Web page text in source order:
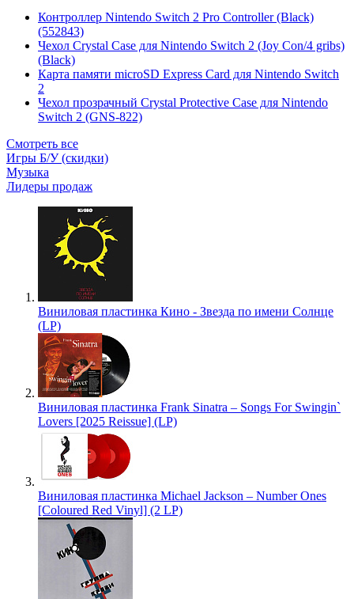
Контроллер Nintendo Switch 2 Pro Controller (Black)
(552843)
Чехол Сrystal Сase для Nintendo Switch 2 (Joy Con/4 gribs)
(Black)
Карта памяти microSD Express Card для Nintendo Switch
2
Чехол прозрачный Crystal Protective Case для Nintendo
Switch 2 (GNS-822)
Смотреть все
Игры Б/У (скидки)
Музыка
Лидеры продаж
Виниловая пластинка Кино - Звезда по имени Солнце
(LP)
Виниловая пластинка Frank Sinatra – Songs For Swingin`
Lovers [2025 Reissue] (LP)
Виниловая пластинка Michael Jackson – Number Ones
[Coloured Red Vinyl] (2 LP)